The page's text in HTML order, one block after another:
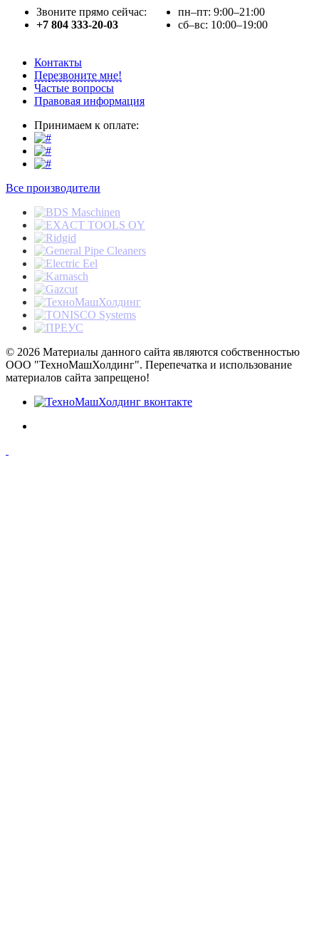
Звоните прямо сейчас:
+7 804 333-20-03
пн–пт: 9:00–21:00
сб–вс: 10:00–19:00
Контакты
Перезвоните мне!
Частые вопросы
Правовая информация
Принимаем к оплате:
Все производители
© 2026 Материалы данного сайта являются собственностью
ООО "ТехноМашХолдинг". Перепечатка и использование
материалов сайта запрещено!